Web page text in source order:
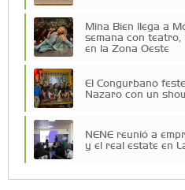
Mina Bien llega a
semana con
en la Zona Oeste
El Congurbano
Nazaro con un
NENE reunió a
y el real estate en